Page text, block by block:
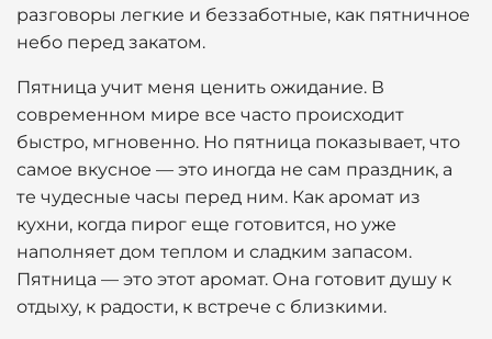
разговоры легкие и беззаботные, как пятничное
небо перед закатом.
Пятница учит меня ценить ожидание. В
современном мире все часто происходит
быстро, мгновенно. Но пятница показывает, что
самое вкусное — это иногда не сам праздник, а
те чудесные часы перед ним. Как аромат из
кухни, когда пирог еще готовится, но уже
наполняет дом теплом и сладким запасом.
Пятница — это этот аромат. Она готовит душу к
отдыху, к радости, к встрече с близкими.